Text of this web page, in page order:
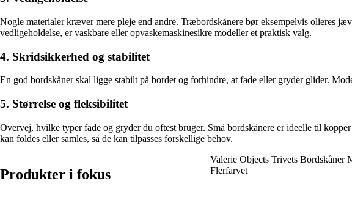
Nogle materialer kræver mere pleje end andre. Træbordskånere bør eksempelvis olieres
vedligeholdelse, er vaskbare eller opvaskemaskinesikre modeller et praktisk valg.
4. Skridsikkerhed og stabilitet
En god bordskåner skal ligge stabilt på bordet og forhindre, at fade eller gryder glider.
5. Størrelse og fleksibilitet
Overvej, hvilke typer fade og gryder du oftest bruger. Små bordskånere er ideelle til
kan foldes eller samles, så de kan tilpasses forskellige behov.
Produkter i fokus
Valerie Objects Trivets Bordskåner
Flerfarvet